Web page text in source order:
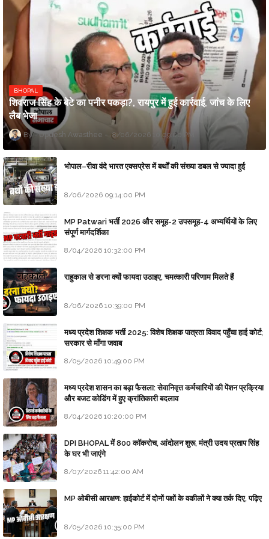
BHOPAL
शिवराज सिंह के बेटे का पनीर पकड़ा?, रायपुर में हुई कार्रवाई, जांच के लिए
लैब भेजा
Updesh Awasthee 8/06/2026 10:09:00 PM
भोपाल–रीवा वंदे भारत एक्सप्रेस में बर्थों की संख्या डबल से ज्यादा हुई
8/06/2026 09:14:00 PM
MP Patwari भर्ती 2026 और समूह-2 उपसमूह-4 अभ्यर्थियों के लिए
संपूर्ण मार्गदर्शिका
8/04/2026 10:32:00 PM
राहुकाल से डरना क्यों फायदा उठाइए, चमत्कारी परिणाम मिलते हैं
8/06/2026 10:39:00 PM
मध्य प्रदेश शिक्षक भर्ती 2025: विशेष शिक्षक पात्रता विवाद पहुँचा हाई कोर्ट;
सरकार से माँगा जवाब
8/05/2026 10:49:00 PM
मध्य प्रदेश शासन का बड़ा फैसला: सेवानिवृत्त कर्मचारियों की पेंशन प्रक्रिया
और बजट कोडिंग में हुए क्रांतिकारी बदलाव
8/04/2026 10:20:00 PM
DPI BHOPAL में 800 कॉकरोच, आंदोलन शुरू, मंत्री उदय प्रताप सिंह
के घर भी जाएंगे
8/07/2026 11:42:00 AM
MP ओबीसी आरक्षण: हाईकोर्ट में दोनों पक्षों के वकीलों ने क्या तर्क दिए, पढ़िए
8/05/2026 10:35:00 PM